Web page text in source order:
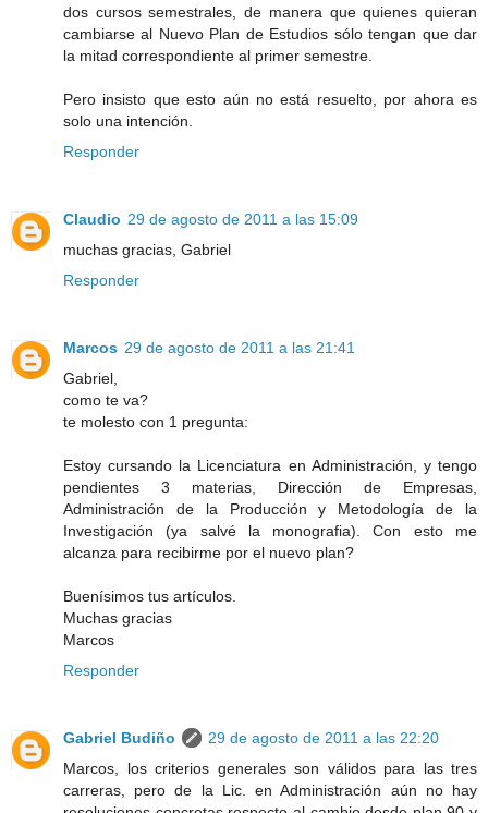
dos cursos semestrales, de manera que quienes quieran
cambiarse al Nuevo Plan de Estudios sólo tengan que dar
la mitad correspondiente al primer semestre.
Pero insisto que esto aún no está resuelto, por ahora es
solo una intención.
Responder
Claudio 29 de agosto de 2011 a las 15:09
muchas gracias, Gabriel
Responder
Marcos 29 de agosto de 2011 a las 21:41
Gabriel,
como te va?
te molesto con 1 pregunta:
Estoy cursando la Licenciatura en Administración, y tengo
pendientes 3 materias, Dirección de Empresas,
Administración de la Producción y Metodología de la
Investigación (ya salvé la monografia). Con esto me
alcanza para recibirme por el nuevo plan?
Buenísimos tus artículos.
Muchas gracias
Marcos
Responder
Gabriel Budiño
29 de agosto de 2011 a las 22:20
Marcos, los criterios generales son válidos para las tres
carreras, pero de la Lic. en Administración aún no hay